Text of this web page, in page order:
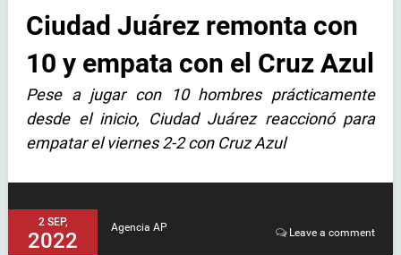
Ciudad Juárez remonta con
10 y empata con el Cruz Azul
Pese a jugar con 10 hombres prácticamente
desde el inicio, Ciudad Juárez reaccionó para
empatar el viernes 2-2 con Cruz Azul
2 SEP,
2022
Agencia AP Leave a comment